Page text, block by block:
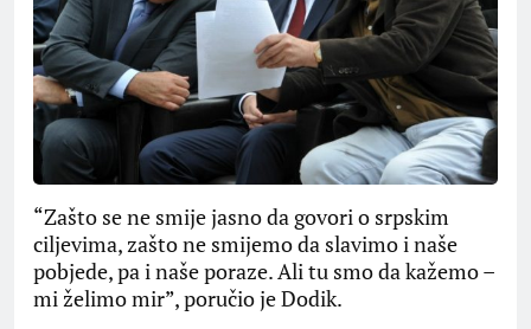
“Zašto se ne smije jasno da govori o srpskim
ciljevima, zašto ne smijemo da slavimo i naše
pobjede, pa i naše poraze. Ali tu smo da kažemo –
mi želimo mir”, poručio je Dodik.